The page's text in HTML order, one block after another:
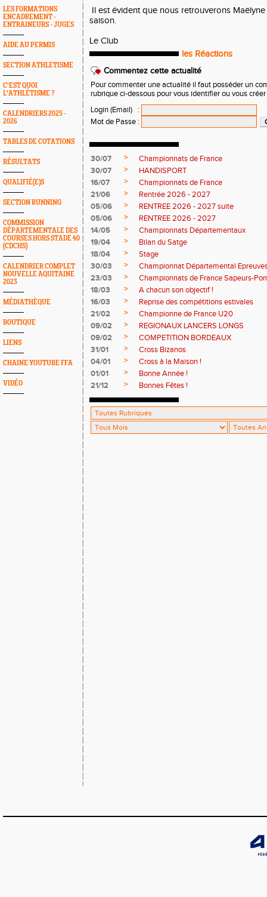
LES FORMATIONS
ENCADREMENT -
ENTRAINEURS - JUGES
AIDE AU PERMIS
SECTION ATHLETISME
C'EST QUOI
L'ATHLÉTISME ?
CALENDRIERS 2025 -
2026
TABLES DE COTATIONS
RÉSULTATS
QUALIFIÉ(E)S
SECTION RUNNING
COMMISSION
DÉPARTEMENTALE DES
COURSES HORS STADE 40
(CDCHS)
CALENDRIER COMPLET
NOUVELLE AQUITAINE
2023
MÉDIATHÈQUE
BOUTIQUE
LIENS
CHAINE YOUTUBE FFA
VIDÉO
Il est évident que nous retrouverons
saison.
Le Club
les Réactions
Commentez cette actualité
Pour commenter une actualité il faut posséder un
rubrique ci-dessous pour vous identifier ou vous
Login (Email)
:
Mot de Passe :
30/07 >
Championnats de France
30/07
>
HANDISPORT
16/07
>
Championnats de France
21/06
>
Rentrée 2026 - 2027
05/06
>
RENTREE 2026 - 2027 suite
05/06
>
RENTREE 2026 - 2027
14/05
>
Championnats Départementaux
19/04
>
Bilan du Satge
18/04
>
Stage
30/03
>
Championnat Départemental
23/03
>
Championnats de France Sapeurs-
18/03
>
A chacun son objectif !
16/03
>
Reprise des compétitions estivales
21/02
>
Championne de France U20
09/02
>
REGIONAUX LANCERS LONGS
09/02
>
COMPETITION BORDEAUX
31/01
>
Cross Bizanos
04/01
>
Cross à la Maison !
01/01
>
Bonne Année !
21/12
> Bonnes Fêtes !